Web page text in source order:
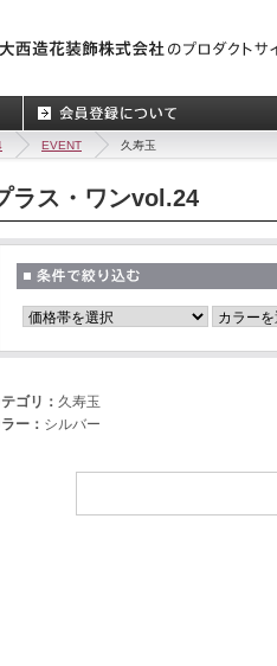
EVENT 久寿玉
ラス・ワンvol.24
ゴリ： 久寿玉
ー： シルバー